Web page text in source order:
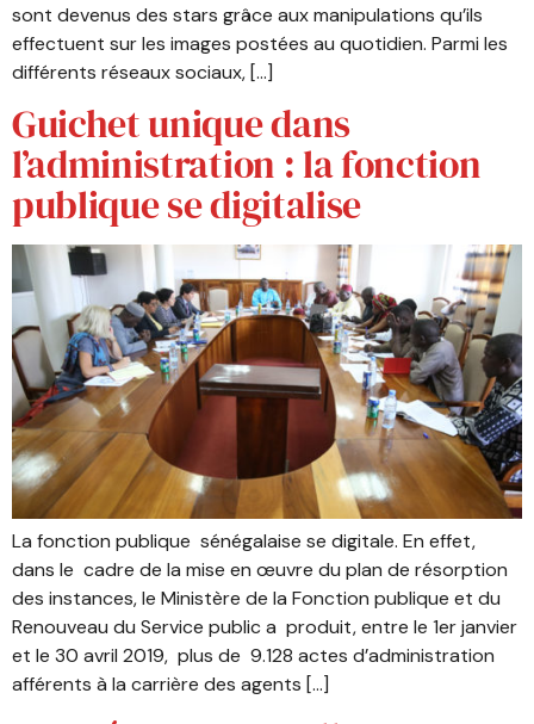
sont devenus des stars grâce aux manipulations qu’ils
effectuent sur les images postées au quotidien. Parmi les
différents réseaux sociaux, […]
Guichet unique dans
l’administration : la fonction
publique se digitalise
La fonction publique sénégalaise se digitale. En effet,
dans le cadre de la mise en œuvre du plan de résorption
des instances, le Ministère de la Fonction publique et du
Renouveau du Service public a produit, entre le 1er janvier
et le 30 avril 2019, plus de 9.128 actes d’administration
afférents à la carrière des agents […]